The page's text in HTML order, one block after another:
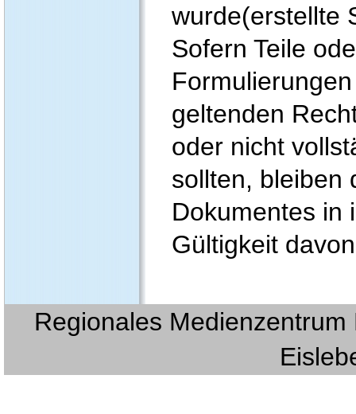
wurde(erstellte
Sofern Teile
geltenden
oder nicht
sollten, bleiben
Dokumentes in
Gültigkeit
Regionales